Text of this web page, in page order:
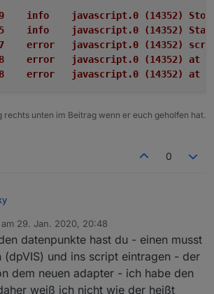
datenpunkte angleichen, quelle (dpData) ist
instanz, dpVIS ist als eigener
anzulegen und im script
jede liga, muss ein script installiert werden
triggern der scripts bei änderung
21:43:40.549	info	javascript.0
21:43:40.555	info
21:43:40.557	error
21:43:40.558	error
21:43:40.558	error	javascript.0
rechts unten im Beitrag wenn er euch geholfen hat.
0
info	javascript.0 (14352)
info	javascript.0 (14352)
error	javascript.0 (14352)
error	javascript.0 (14352)
29. Jan. 2020, 20:48
von
datenpunkte hast du - einen musst
(dpVIS) und ins script eintragen - der
dem neuen adapter - ich habe den
weiß ich nicht wie der heißt